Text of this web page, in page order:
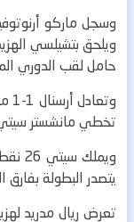
حامل لقب الدوري
تخطي مانشستر
يتصدر البطولة